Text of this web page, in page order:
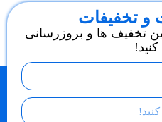
تخفیفات
تخفیف ها و بروزرسانی